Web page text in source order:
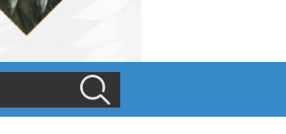
足_咨询电话:18008025562；诚信为本，市场